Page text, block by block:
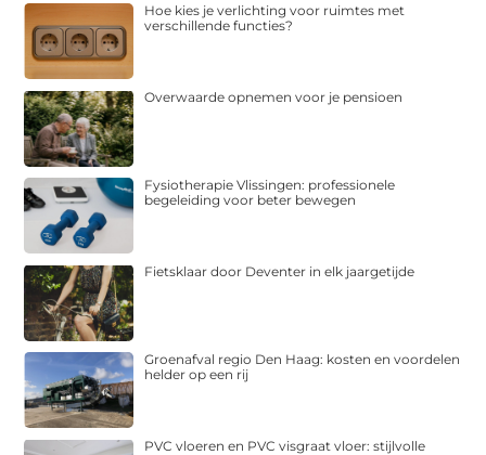
Hoe kies je verlichting voor ruimtes met
verschillende functies?
Overwaarde opnemen voor je pensioen
Fysiotherapie Vlissingen: professionele
begeleiding voor beter bewegen
Fietsklaar door Deventer in elk jaargetijde
Groenafval regio Den Haag: kosten en voordelen
helder op een rij
PVC vloeren en PVC visgraat vloer: stijlvolle